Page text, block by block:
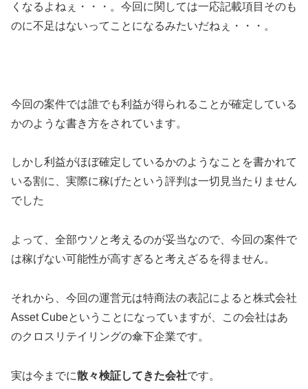
くなるよねぇ・・・。今回に関しては一応記載項目そのも
のに不足はないってことになるみたいだねぇ・・・。
今回の案件では誰でも利益が得られることが確定している
かのような書き方をされています。
しかし利益がほぼ確定しているかのようなことを書かれて
いる割に、 実際に稼げたという評判は一切見当たりません
でした
よって、全部ウソと考えるのが妥当なので、今回の案件で
は稼げない可能性が高すぎると考えざるを得ません。
それから、今回の運営元は特商法の表記によると株式会社
Asset Cubeということになっていますが、この会社はあ
のクロスリテイリングの傘下企業です。
実は今までに散々検証してきた会社です。